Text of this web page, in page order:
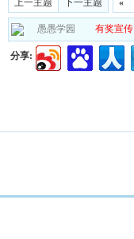
愚愚学园 有奖宣传
分享: